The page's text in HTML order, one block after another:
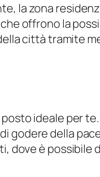
la zona
offrono la
città tramite
ideale per
godere della
dove è possibile